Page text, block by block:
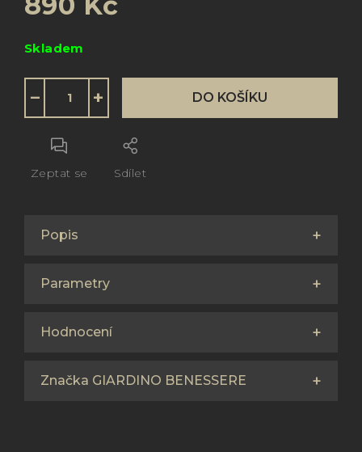
cena:
Skladem
+
− DO KOŠÍKU
Zeptat se Sdílet
Popis
Parametry
Hodnocení
Značka GIARDINO BENESSERE